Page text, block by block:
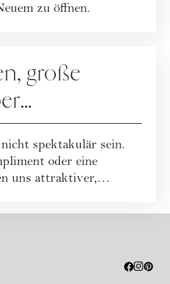
zu öffnen.
große
im Alltag
spektakulär sein.
oder eine
uns attraktiver,